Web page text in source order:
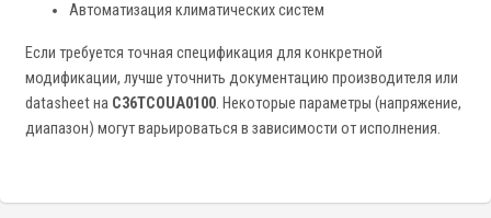
Автоматизация климатических систем
Если требуется точная спецификация для конкретной
модификации, лучше уточнить документацию производителя или
datasheet на C36TCOUA0100. Некоторые параметры (напряжение,
диапазон) могут варьироваться в зависимости от исполнения.